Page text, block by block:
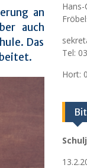
an
auch
Das
Tel:
Hort: